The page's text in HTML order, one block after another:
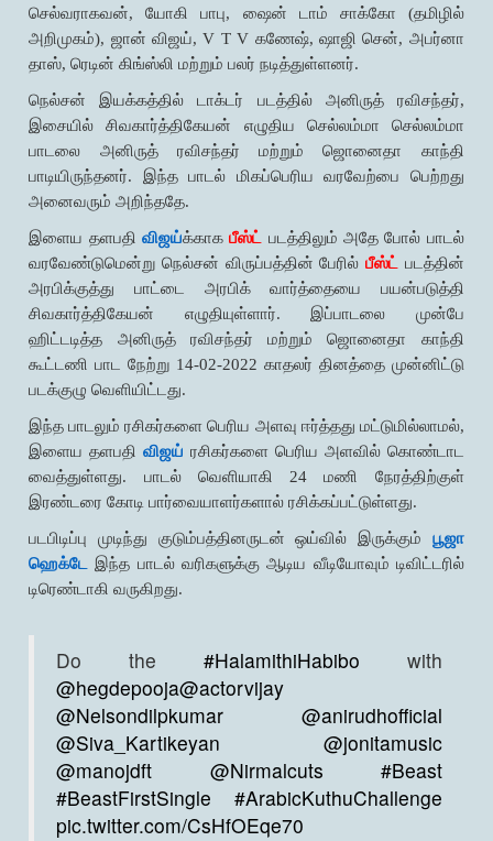
செல்வராகவன், யோகி பாபு, ஷைன் டாம் சாக்கோ (தமிழில்
அறிமுகம்), ஜான் விஜய், V T V கணேஷ், ஷாஜி சென், அபர்னா
தாஸ், ரெடின் கிங்ஸ்லி மற்றும் பலர் நடித்துள்ளனர்.
நெல்சன் இயக்கத்தில் டாக்டர் படத்தில் அனிருத் ரவிசந்தர்,
இசையில் சிவகார்த்திகேயன் எழுதிய செல்லம்மா செல்லம்மா
பாடலை அனிருத் ரவிசந்தர் மற்றும் ஜொனைதா காந்தி
பாடியிருந்தனர். இந்த பாடல் மிகப்பெரிய வரவேற்பை பெற்றது
அனைவரும் அறிந்ததே.
இளைய தளபதி விஜய்க்காகபீஸ்ட் படத்திலும் அதே போல் பாடல்
வரவேண்டுமென்று நெல்சன் விருப்பத்தின் பேரில்பீஸ்ட் படத்தின்
அரபிக்குத்து பாட்டை அரபிக் வார்த்தையை பயன்படுத்தி
சிவகார்த்திகேயன் எழுதியுள்ளார். இப்பாடலை முன்பே
ஹிட்டடித்த அனிருத் ரவிசந்தர் மற்றும் ஜொனைதா காந்தி
கூட்டணி பாட நேற்று 14-02-2022 காதலர் தினத்தை முன்னிட்டு
படக்குழு வெளியிட்டது.
இந்த பாடலும் ரசிகர்களை பெரிய அளவு ஈர்த்தது மட்டுமில்லாமல்,
இளைய தளபதிவிஜய் ரசிகர்களை பெரிய அளவில் கொண்டாட
வைத்துள்ளது. பாடல் வெளியாகி 24 மணி நேரத்திற்குள்
இரண்டரை கோடி பார்வையாளர்களால் ரசிக்கப்பட்டுள்ளது.
படபிடிப்பு முடிந்து குடும்பத்தினருடன் ஒய்வில் இருக்கும் பூஜா
ஹெக்டே இந்த பாடல் வரிகளுக்கு ஆடிய வீடியோவும் டிவிட்டரில்
டிரெண்டாகி வருகிறது.
Do the #HalamithiHabibo with
@hegdepooja@actorvijay
@Nelsondilpkumar
@anirudhofficial
@Siva_Kartikeyan
@jonitamusic
@manojdft
@Nirmalcuts
#Beast
#BeastFirstSingle
#ArabicKuthuChallenge
pic.twitter.com/CsHfOEqe70